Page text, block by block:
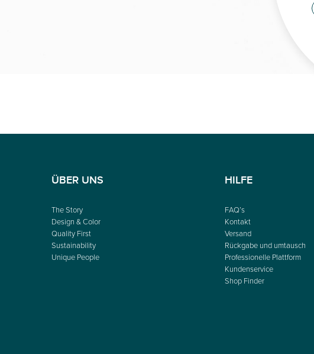
ÜBER UNS
The Story
Design & Color
Quality First
Sustainability
Unique People
HILFE
FAQ’s
Kontakt
Versand
Rückgabe und umtausch
Professionelle Plattform
Kundenservice
Shop Finder